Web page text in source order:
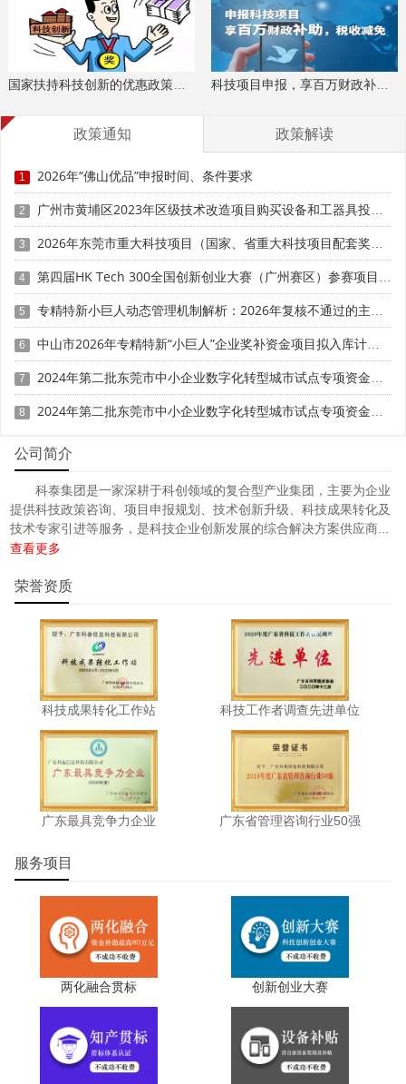
国家扶持科技创新的优惠政策，索取资料、解读政策 科技项目申报，享百万财政补贴，减免40%所得税
政策通知 政策解读
1 2026年“佛山优品”申报时间、条件要求
2 广州市黄埔区2023年区级技术改造项目购买设备和工器具投资奖励（第四批）申报时间、条件要求、补助标准
3 2026年东莞市重大科技项目（国家、省重大科技项目配套奖励）入库备案申报时间、条件要求
4 第四届HK Tech 300全国创新创业大赛（广州赛区）参赛项目征集时间、条件要求、扶持奖励
5 专精特新小巨人动态管理机制解析：2026年复核不通过的主要原因与补救措施
6 中山市2026年专精特新“小巨人”企业奖补资金项目拟入库计划的公示
7 2024年第二批东莞市中小企业数字化转型城市试点专项资金两化融合管理体系贯标项目资助计划
8 2024年第二批东莞市中小企业数字化转型城市试点专项资金两化融合管理体系贯标项目拟资助企业名单的公示
公司简介
科泰集团是一家深耕于科创领域的复合型产业集团，主要为企业
提供科技政策咨询、项目申报规划、技术创新升级、科技成果转化及
技术专家引进等服务，是科技企业创新发展的综合解决方案供应商...
查看更多
荣誉资质
科技成果转化工作站 科技工作者调查先进单位
广东最具竞争力企业 广东省管理咨询行业50强
服务项目
两化融合贯标 创新创业大赛